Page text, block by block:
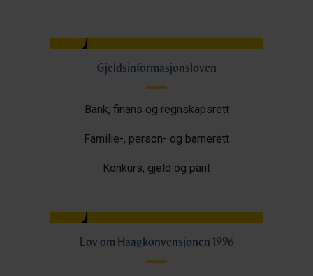
Gjeldsinformasjonsloven
Bank, finans og regnskapsrett
Familie-, person- og barnerett
Konkurs, gjeld og pant
Lov om Haagkonvensjonen 1996